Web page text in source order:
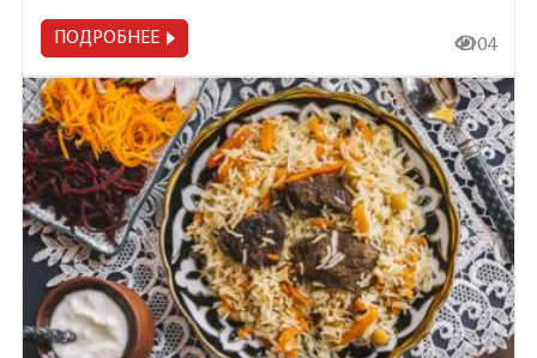
ПОДРОБНЕЕ 4 104